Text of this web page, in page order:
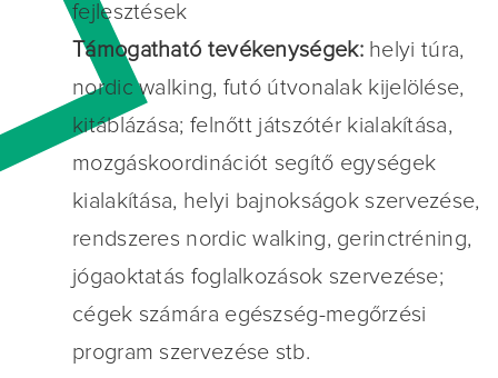
fejlesztések
Támogatható tevékenységek:helyi túra,
nordic walking, futó útvonalak kijelölése,
kitáblázása; felnőtt játszótér kialakítása,
mozgáskoordinációt segítő egységek
kialakítása, helyi bajnokságok szervezése,
rendszeres nordic walking, gerinctréning,
jógaoktatás foglalkozások szervezése;
cégek számára egészség-megőrzési
program szervezése stb.